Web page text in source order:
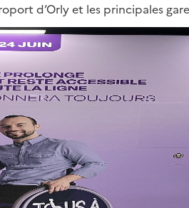
d’Orly et les principales